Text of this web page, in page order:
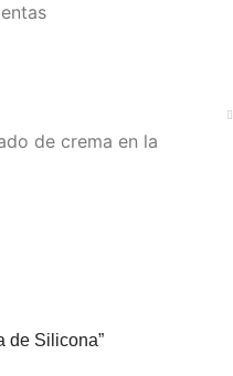
de crema en la
de Silicona”